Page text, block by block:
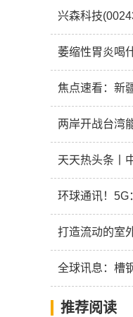
萎缩性胃炎喝
焦点速看：新
两岸开战台湾
天天热头条丨
环球通讯！5G
打造流动的室
全球讯息：槽
推荐阅读